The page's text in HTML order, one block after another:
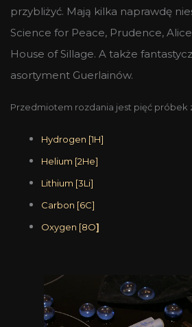
przybliżyć. Mają kilka naprawdę
Science for Peace, Prudence,
House of Sillage. A także
asortyment Guerlainów.
Przedmiotem rozdania jest pięć próbek
Hydrogen [1H]
Helium [2He]
Lithium [3Li]
Carbon [6C]
Oxygen [8O]